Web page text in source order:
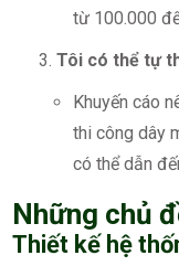
từ 100.000
Tôi có thể tự
Khuyến cáo
thi công dây
có thể dẫn
Những chủ
Thiết kế hệ